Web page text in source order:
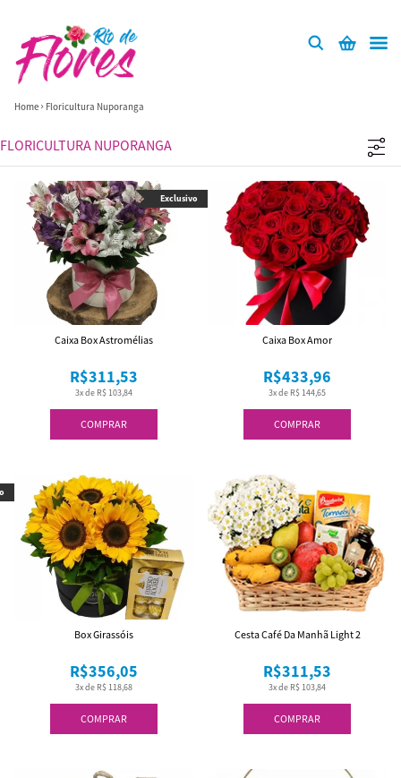
Home Floricultura Nuporanga
FLORICULTURA NUPORANGA
COMPRAR
3x de R$ 103,84
R$311,53
Caixa Box Astromélias
Exclusivo
COMPRAR
3x de R$ 144,65
R$433,96
Caixa Box Amor
COMPRAR
3x de R$ 118,68
R$356,05
Box Girassóis
COMPRAR
3x de R$ 103,84
R$311,53
Cesta Café Da Manhã Light 2